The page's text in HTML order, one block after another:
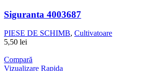
Siguranta 4003687
PIESE DE SCHIMB, Cultivatoare
5,50 lei
Compară
Vizualizare Rapida